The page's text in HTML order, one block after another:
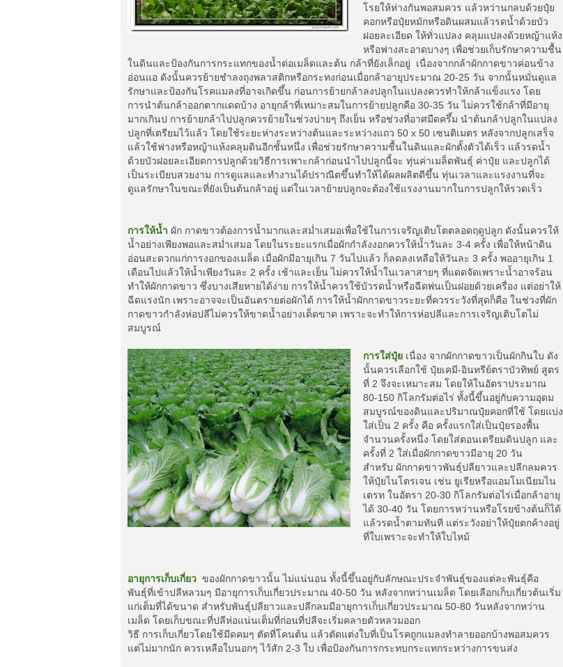
โรยให้ห่างกันพอสมควร แล้วหว่านกลบด้วยปุ๋ย
คอกหรือปุ๋ยหมักหรือดินผสมแล้วรดน้ำด้วยบัว
ฝอยละเอียด ให้ทั่วแปลง คลุมแปลงด้วยหญ้าแห้ง
หรือฟางสะอาดบางๆ เพื่อช่วยเก็บรักษาความชื้น
ในดินและป้องกันการกระแทกของน้ำต่อเมล็ดและต้น กล้าที่ยังเล็กอยู่ เนื่องจากกล้าผักกาดขาวค่อนข้าง
อ่อนแอ ดังนั้นควรย้ายชำลงถุงพลาสติกหรือกระทงก่อนเมื่อกล้าอายุประมาณ 20-25 วัน จากนั้นหมั่นดูแล
รักษาและป้องกันโรคแมลงที่อาจเกิดขึ้น ก่อนการย้ายกล้าลงปลูกในแปลงควรทำให้กล้าแข็งแรง โดย
การนำต้นกล้าออกตากแดดบ้าง อายุกล้าที่เหมาะสมในการย้ายปลูกคือ 30-35 วัน ไม่ควรใช้กล้าที่มีอายุ
มากเกินป การย้ายกล้าไปปลูกควรย้ายในช่วงบ่ายๆ ถึงเย็น หรือช่วงที่อาศมืดครึ้ม นำต้นกล้าปลูกในแปลง
ปลูกที่เตรียมไว้แล้ว โดยใช้ระยะห่างระหว่างต้นและระหว่างแถว 50 x 50 เซนติเมตร หลังจากปลูกเสร็จ
แล้วใช้ฟางหรือหญ้าแห้งคลุมดินอีกชั้นหนึ่ง เพื่อช่วยรักษาความชื้นในดินและผักตั้งตัวได้เร็ว แล้วรดน้ำ
ด้วยบัวฝอยละเอียดการปลูกด้วยวิธีการเพาะกล้าก่อนนำไปปลูกนี้จะ ทุ่นค่าเมล็ดพันธุ์ ค่าปุ๋ย และปลูกได้
เป็นระเบียบสวยงาม การดูแลและทำงานได้ปราณีตขึ้นทำให้ได้ผลผลิตดีขึ้น ทุ่นเวลาและแรงงานที่จะ
ดูแลรักษาในขณะที่ยังเป็นต้นกล้าอยู่ แต่ในเวลาย้ายปลูกจะต้องใช้แรงงานมากในการปลูกให้รวดเร็ว
การให้น้ำ ผัก กาดขาวต้องการน้ำมากและสม่ำเสมอเพื่อใช้ในการเจริญเติบโตตลอดฤดูปลูก ดังนั้นควรให้
น้ำอย่างเพียงพอและสม่ำเสมอ โดยในระยะแรกเมื่อผักกำลังงอกควรให้น้ำวันละ 3-4 ครั้ง เพื่อให้หน้าดิน
อ่อนสะดวกแก่การงอกของเมล็ด เมื่อผักมีอายุเกิน 7 วันไปแล้ว ก็ลดลงเหลือให้วันละ 3 ครั้ง พออายุเกิน 1
เดือนไปแล้วให้น้ำเพียงวันละ 2 ครั้ง เช้าและเย็น ไม่ควรให้น้ำในเวลาสายๆ ที่แดดจัดเพราะน้ำอาจร้อน
ทำให้ผักกาดขาว ซึ่งบางเสียหายได้ง่าย การให้น้ำควรใช้บัวรดน้ำหรือฉีดพ่นเป็นฝอยด้วยเครื่อง แต่อย่าให้
ฉีดแรงนัก เพราะอาจจะเป็นอันตรายต่อผักได้ การให้น้ำผักกาดขาวระยะที่ควรระวังที่สุดก็คือ ในช่วงที่ผัก
กาดขาวกำลังห่อปลีไม่ควรให้ขาดน้ำอย่างเด็ดขาด เพราะจะทำให้การห่อปลีและการเจริญเติบโตไม่
สมบูรณ์
การใส่ปุ๋ย เนื่อง จากผักกาดขาวเป็นผักกินใบ ดัง
นั้นควรเลือกใช้ ปุ๋ยเคมี-อินทรีย์ตราบัวทิพย์ สูตร
ที่ 2 จึงจะเหมาะสม โดยให้ในอัตราประมาณ
80-150 กิโลกรัมต่อไร่ ทั้งนี้ขึ้นอยู่กับความอุดม
สมบูรณ์ของดินและปริมาณปุ๋ยคอกที่ใช้ โดยแบ่ง
ใส่เป็น 2 ครั้ง คือ ครั้งแรกใส่เป็นปุ๋ยรองพื้น
จำนวนครั้งหนึ่ง โดยใส่ตอนเตรียมดินปลูก และ
ครั้งที่ 2 ใส่เมื่อผักกาดขาวมีอายุ 20 วัน
สำหรับ ผักกาดขาวพันธุ์ปลียาวและปลีกลมควร
ให้ปุ๋ยไนโตรเจน เช่น ยูเรียหรือแอมโมเนียมไน
เตรท ในอัตรา 20-30 กิโลกรัมต่อไร่เมื่อกล้าอายุ
ได้ 30-40 วัน โดยการหว่านหรือโรยข้างต้นก็ได้
แล้วรดน้ำตามทันที แต่ระวังอย่าให้ปุ๋ยตกค้างอยู่
ที่ใบเพราะจะทำให้ใบไหม้
อายุการเก็บเกี่ยว ของผักกาดขาวนั้น ไม่แน่นอน ทั้งนี้ขึ้นอยู่กับลักษณะประจำพันธุ์ของแต่ละพันธุ์คือ
พันธุ์ที่เข้าปลีหลวมๆ มีอายุการเก็บเกี่ยวประมาณ 40-50 วัน หลังจากหว่านเมล็ด โดยเลือกเก็บเกี่ยวต้นเริ่ม
แก่เต็มที่ได้ขนาด สำหรับพันธุ์ปลียาวและปลีกลมมีอายุการเก็บเกี่ยวประมาณ 50-80 วันหลังจากหว่าน
เมล็ด โดยเก็บขณะที่ปลีห่อแน่นเต็มที่ก่อนที่ปลีจะเริ่มคลายตัวหลวมออก
วิธี การเก็บเกี่ยวโดยใช้มีดคมๆ ตัดที่โคนต้น แล้วตัดแต่งใบที่เป็นโรคถูกแมลงทำลายออกบ้างพอสมควร
แต่ไม่มากนัก ควรเหลือใบนอกๆ ไว้สัก 2-3 ใบ เพื่อป้องกันการกระทบกระแทกระหว่างการขนส่ง